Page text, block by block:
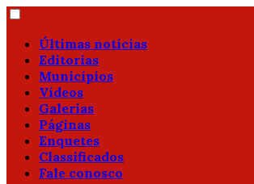
Últimas notícias
Editorias
Municípios
Vídeos
Galerias
Páginas
Enquetes
Classificados
Fale conosco